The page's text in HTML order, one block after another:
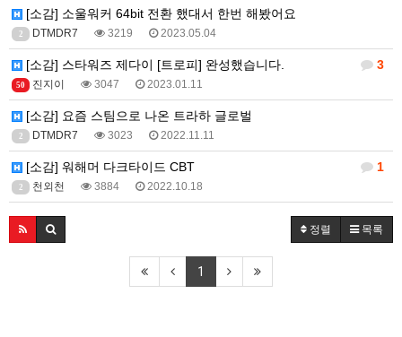
[소감] 소울워커 64bit 전환 했대서 한번 해봤어요
2 DTMDR7 3219 2023.05.04
3
[소감] 스타워즈 제다이 [트로피] 완성했습니다.
50 진지이 3047 2023.01.11
[소감] 요즘 스팀으로 나온 트라하 글로벌
2 DTMDR7 3023 2022.11.11
1
[소감] 워해머 다크타이드 CBT
2 천외천 3884 2022.10.18
정렬 목록
1